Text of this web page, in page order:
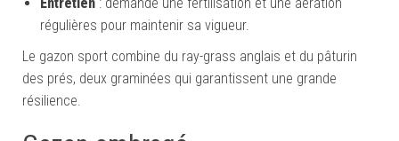
régulières pour maintenir sa vigueur.
Le gazon sport combine du ray-grass anglais et du pâturin
des prés, deux graminées qui garantissent une grande
résilience.